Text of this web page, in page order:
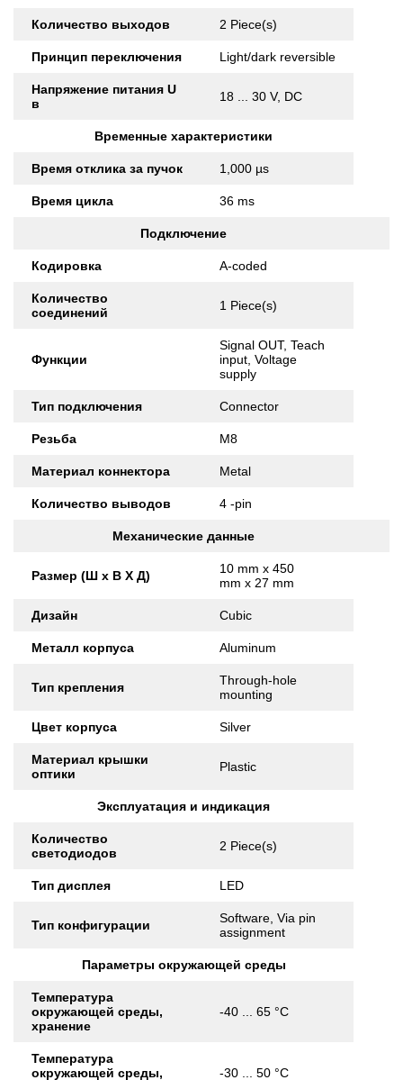
Количество выходов 2 Piece(s)
Принцип переключения Light/dark reversible
Напряжение питания U
в
18 ... 30 V, DC
Временные характеристики
Время отклика за пучок 1,000 µs
Время цикла 36 ms
Подключение
Кодировка A-coded
Количество
соединений
1 Piece(s)
Функции
Signal OUT, Teach
input, Voltage
supply
Тип подключения Connector
Резьба M8
Материал коннектора Metal
Количество выводов 4 -pin
Механические данные
Размер (Ш x В X Д)
10 mm x 450
mm x 27 mm
Дизайн Cubic
Металл корпуса Aluminum
Тип крепления
Through-hole
mounting
Цвет корпуса Silver
Материал крышки
оптики
Plastic
Эксплуатация и индикация
Количество
светодиодов
2 Piece(s)
Тип дисплея LED
Тип конфигурации
Software, Via pin
assignment
Параметры окружающей среды
Температура
окружающей среды,
хранение
-40 ... 65 °C
Температура
окружающей среды,
-30 ... 50 °C